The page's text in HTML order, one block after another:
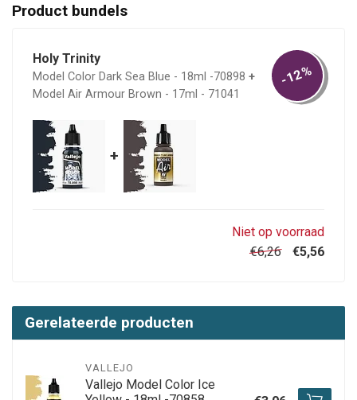
Product bundels
Holy Trinity
Model Color Dark Sea Blue - 18ml -70898 +
Model Air Armour Brown - 17ml - 71041
-12%
+
Niet op voorraad
€6,26
€5,56
Gerelateerde producten
VALLEJO
Vallejo Model Color Ice